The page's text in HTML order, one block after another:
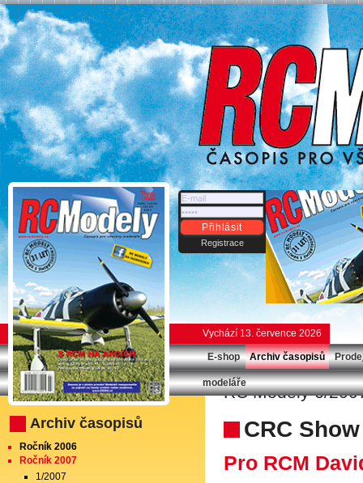
Přihlásit
Registrace
Vychází 13. července 2026
Archiv časopisů
Ročník 2006
Ročník 2007
1/2007
RC Modely 6/
CRC
Pro RCM
E-shop Archiv časopisů
modeláře